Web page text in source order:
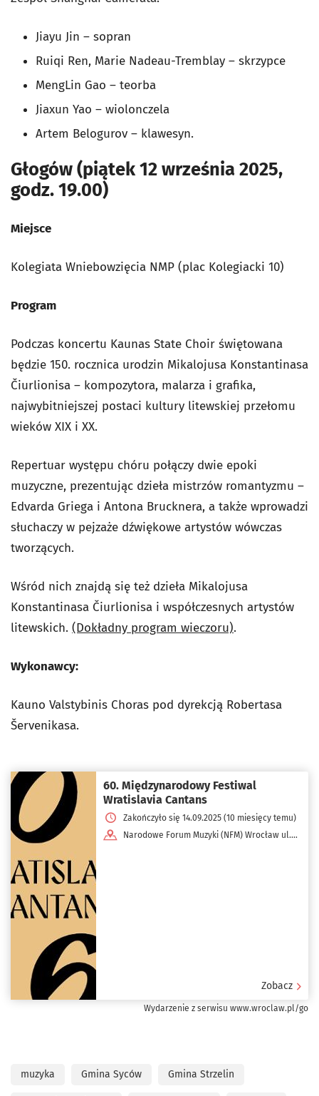
Jiayu Jin – sopran
Ruiqi Ren, Marie Nadeau-Tremblay – skrzypce
MengLin Gao – teorba
Jiaxun Yao – wiolonczela
Artem Belogurov – klawesyn.
Głogów (piątek 12 września 2025,
godz. 19.00)
Miejsce
Kolegiata Wniebowzięcia NMP (plac Kolegiacki 10)
Program
Podczas koncertu Kaunas State Choir świętowana
będzie 150. rocznica urodzin Mikalojusa Konstantinasa
Čiurlionisa – kompozytora, malarza i grafika,
najwybitniejszej postaci kultury litewskiej przełomu
wieków XIX i XX.
Repertuar występu chóru połączy dwie epoki
muzyczne, prezentując dzieła mistrzów romantyzmu –
Edvarda Griega i Antona Brucknera, a także wprowadzi
słuchaczy w pejzaże dźwiękowe artystów wówczas
tworzących.
Wśród nich znajdą się też dzieła Mikalojusa
Konstantinasa Čiurlionisa i współczesnych artystów
litewskich. (Dokładny program wieczoru).
Wykonawcy:
Kauno Valstybinis Choras pod dyrekcją Robertasa
Šervenikasa.
60. Międzynarodowy Festiwal
Wratislavia Cantans
Zakończyło się 14.09.2025 (10 miesięcy temu)
Narodowe Forum Muzyki (NFM) Wrocław ul.
Zobacz
Wydarzenie z serwisu www.wroclaw.pl/go
muzyka Gmina Syców Gmina Strzelin